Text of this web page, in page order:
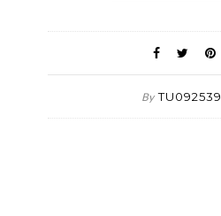
By